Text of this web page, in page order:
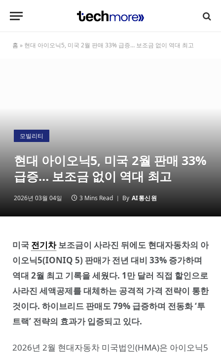
홈 » 현대 아이오닉5, 미국 2월 판매 33% 급증… 보조금 없이 역대 최고
모빌리티
현대 아이오닉5, 미국 2월 판매 33%
급증… 보조금 없이 역대 최고
2026년 03월 04일 3 Mins Read By AI통신원
미국 전기차보조금이 사라진 뒤에도 현대자동차의 아
이오닉5(IONIQ 5) 판매가 전년 대비 33% 증가하며
역대 2월 최고 기록을 세웠다. 1만 달러 직접 할인으로
사라진 세액공제를 대체하는 공격적 가격 전략이 통한
것이다. 하이브리드 판매도 79% 급증하며 전동화 ‘투
트랙’ 전략의 효과가 입증되고 있다.
2026년 2월 현대자동차 미국법인(HMA)은 아이오닉5